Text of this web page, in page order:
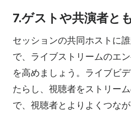
7.ゲストや共演者と
セッションの共同ホストに
で、ライブストリームのエ
を高めましょう。ライブビ
たらし、視聴者をストリー
で、視聴者とよりよくつな